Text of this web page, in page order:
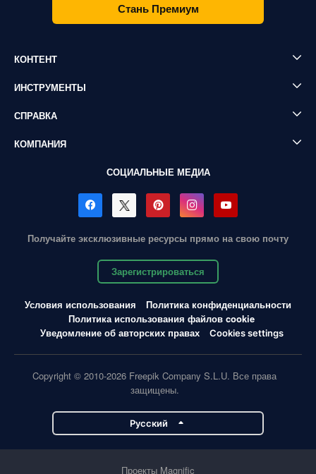
Стань Премиум
КОНТЕНТ
ИНСТРУМЕНТЫ
СПРАВКА
КОМПАНИЯ
СОЦИАЛЬНЫЕ МЕДИА
Получайте эксклюзивные ресурсы прямо на свою почту
Зарегистрироваться
Условия использования
Политика конфиденциальности
Политика использования файлов cookie
Уведомление об авторских правах
Cookies settings
Copyright © 2010-2026 Freepik Company S.L.U. Все права
защищены.
Pусский
Проекты Magnific